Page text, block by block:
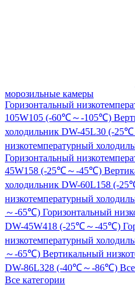
морозильные камеры
Горизонтальный
105W105 (-60℃～-105℃)
холодильник DW-45L30 (-
низкотемпературный
Горизонтальный
45W158 (-25℃～-45℃)
холодильник DW-60L158 (-
низкотемпературный
～-65℃) Горизонтальный
DW-45W418 (-25℃～-45℃)
низкотемпературный
～-65℃) Вертикальный
DW-86L328 (-40℃～-86℃)
Все категории